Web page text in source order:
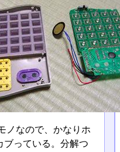
ノなので、かなりホ
ブっている。分解つ